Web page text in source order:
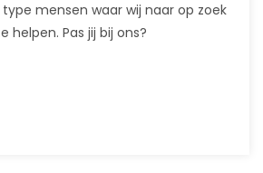
mensen waar wij naar op zoek
helpen. Pas jij bij ons?